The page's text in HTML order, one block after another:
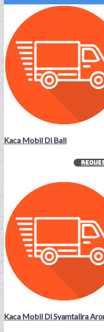
Kaca Mobil Di Bali
Kaca Mobil Di Syamtalira